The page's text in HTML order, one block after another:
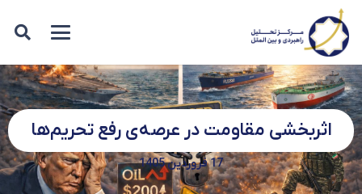
اثربخشی مقاومت در عرصه‌ی رفع تحریم‌ها
17 فروردین 1405